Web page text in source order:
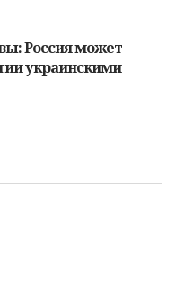
Россия может
украинскими